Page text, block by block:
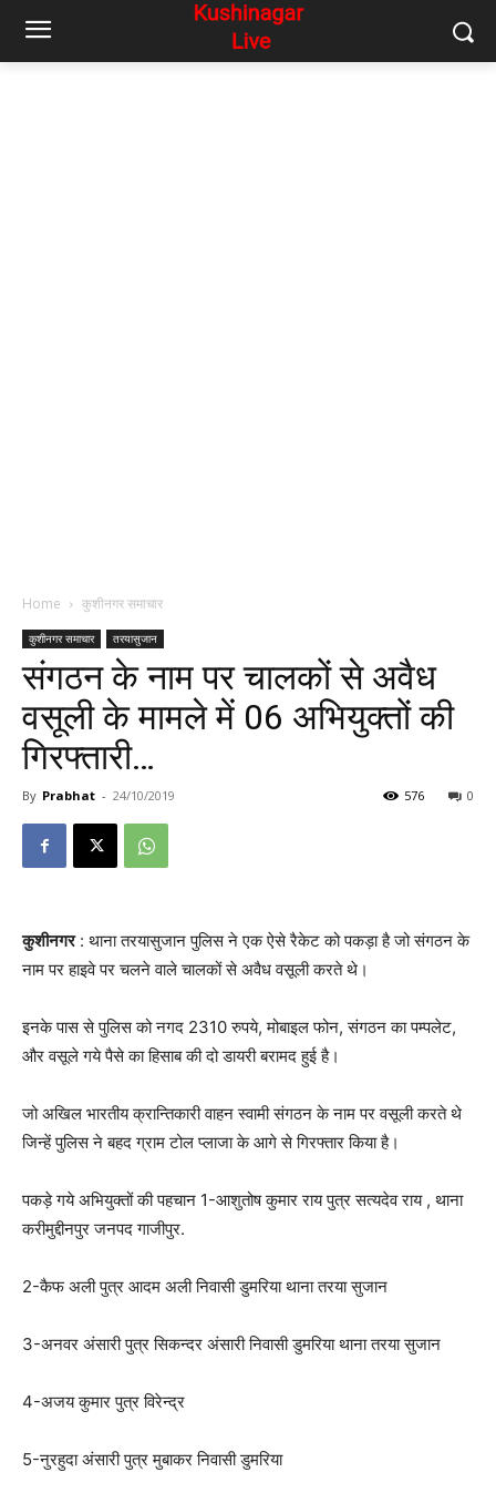
Home कुशीनगर समाचार
कुशीनगर समाचार तरयासुजान
संगठन के नाम पर चालकों से अवैध
वसूली के मामले में 06 अभियुक्तों की
गिरफ्तारी…
By Prabhat - 24/10/2019 0
576
कुशीनगर: थाना तरयासुजान पुलिस ने एक ऐसे रैकेट को पकड़ा है जो संगठन के
नाम पर हाइवे पर चलने वाले चालकों से अवैध वसूली करते थे।
इनके पास से पुलिस को नगद 2310 रुपये, मोबाइल फोन, संगठन का पम्पलेट,
और वसूले गये पैसे का हिसाब की दो डायरी बरामद हुई है।
जो अखिल भारतीय क्रान्तिकारी वाहन स्वामी संगठन के नाम पर वसूली करते थे
जिन्हें पुलिस ने बहद ग्राम टोल प्लाजा के आगे से गिरफ्तार किया है।
पकड़े गये अभियुक्तों की पहचान 1-आशुतोष कुमार राय पुत्र सत्यदेव राय , थाना
करीमुद्दीनपुर जनपद गाजीपुर.
2-कैफ अली पुत्र आदम अली निवासी डुमरिया थाना तरया सुजान
3-अनवर अंसारी पुत्र सिकन्दर अंसारी निवासी डुमरिया थाना तरया सुजान
4-अजय कुमार पुत्र विरेन्द्र
5-नुरहुदा अंसारी पुत्र मुबाकर निवासी डुमरिया